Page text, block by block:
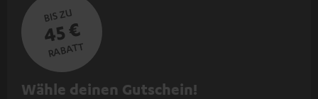
BIS ZU
45 €
RABATT
N
Wähle deinen Gutschein!